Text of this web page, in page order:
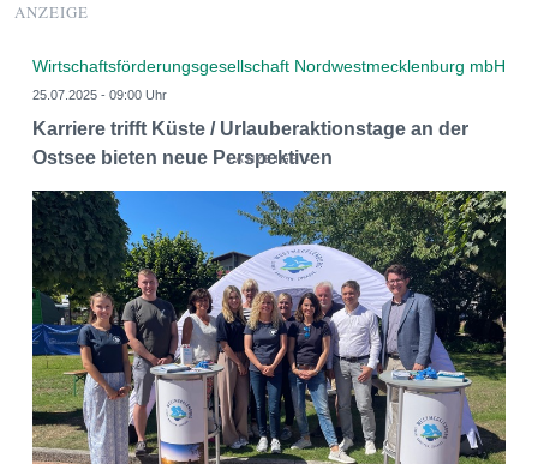
ANZEIGE
Wirtschaftsförderungsgesellschaft Nordwestmecklenburg mbH
25.07.2025 - 09:00 Uhr
Karriere trifft Küste / Urlauberaktionstage an der
Ostsee bieten neue Perspektiven